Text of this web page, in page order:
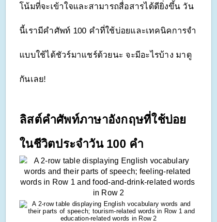
โน้มที่จะเข้าใจและสามารถสื่อสารได้ดียิ่งขึ้น วัน
นี้เรามีคำศัพท์ 100 คำที่ใช้บ่อยและเทคนิคการจำ
แบบใช้ได้ชัวร์มาแชร์ด้วยนะ จะมีอะไรบ้าง มาดู
กันเลย!
ลิสต์คำศัพท์ภาษาอังกฤษที่ใช้บ่อย
ในชีวิตประจำวัน 100 คำ